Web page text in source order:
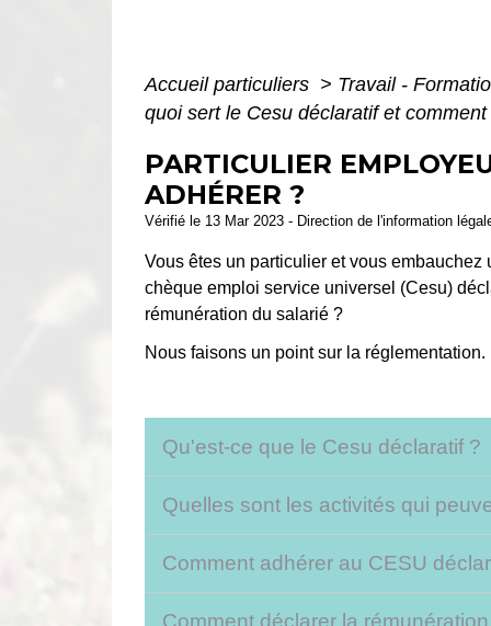
Accueil particuliers > Travail -
quoi sert le Cesu déclaratif et
PARTICULIER
ADHÉRER ?
Vérifié le 13 Mar 2023 - Direction de l'information
Vous êtes un particulier et vous
chèque emploi service universel (Cesu)
rémunération du salarié ?
Nous faisons un point sur la réglementation.
Qu'est-ce que le Cesu déclaratif ?
Quelles sont les activités qui
Comment adhérer au CESU
Comment déclarer la